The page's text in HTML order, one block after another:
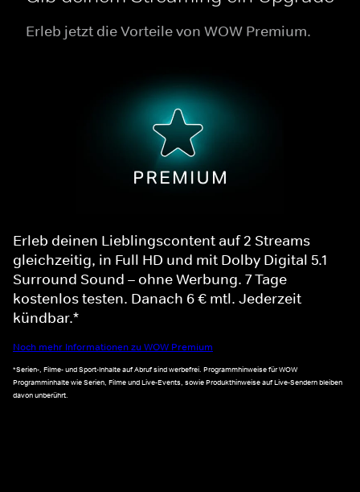
Erleb jetzt die Vorteile von WOW Premium.
Erleb deinen Lieblingscontent auf 2 Streams
gleichzeitig, in Full HD und mit Dolby Digital 5.1
Surround Sound – ohne Werbung. 7 Tage
kostenlos testen. Danach 6 € mtl. Jederzeit
kündbar.*
Noch mehr Informationen zu WOW Premium
*Serien-, Filme- und Sport-Inhalte auf Abruf sind werbefrei. Programmhinweise für WOW
Programminhalte wie Serien, Filme und Live-Events, sowie Produkthinweise auf Live-Sendern bleiben
davon unberührt.